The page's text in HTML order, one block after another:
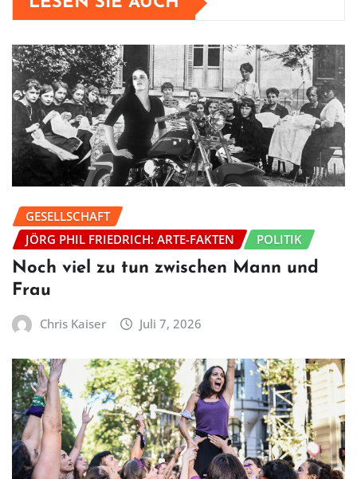
GESELLSCHAFT
JÖRG PHIL FRIEDRICH: ARTE-FAKTEN
POLITIK
Noch viel zu tun zwischen Mann und
Frau
Chris Kaiser Juli 7, 2026